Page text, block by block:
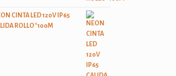
CINTA LED 120V IP65
ROLLO*100M